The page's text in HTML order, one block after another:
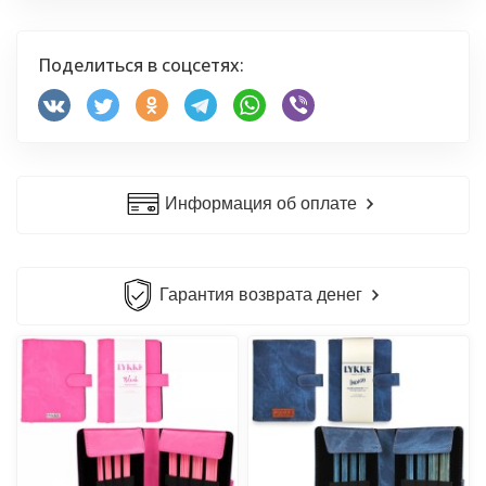
Поделиться в соцсетях:
Информация об оплате
Гарантия возврата денег